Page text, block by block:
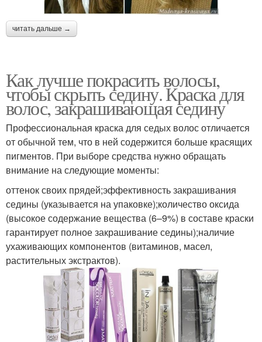
читать дальше →
Как лучше покрасить волосы,
чтобы скрыть седину. Краска для
волос, закрашивающая седину
Профессиональная краска для седых волос отличается
от обычной тем, что в ней содержится больше красящих
пигментов. При выборе средства нужно обращать
внимание на следующие моменты:
оттенок своих прядей;эффективность закрашивания
седины (указывается на упаковке);количество оксида
(высокое содержание вещества (6–9%) в составе краски
гарантирует полное закрашивание седины);наличие
ухаживающих компонентов (витаминов, масел,
растительных экстрактов).